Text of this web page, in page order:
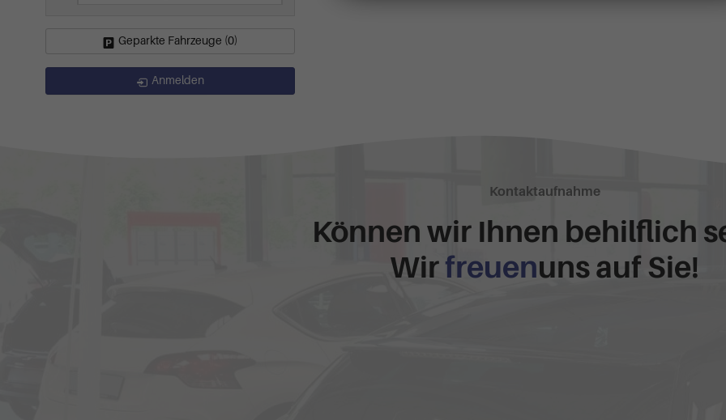
Geparkte Fahrzeuge (0)
Anmelden
Kontaktaufnahme
Können wir Ihnen behilflich
Wirfreuenuns auf Sie!